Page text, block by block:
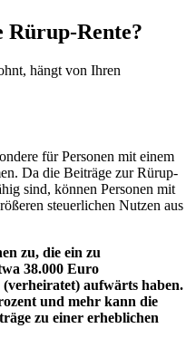
Rürup-Rente?
hängt von Ihren
für Personen mit einem
Da die Beiträge zur Rürup-
sind, können Personen mit
steuerlichen Nutzen aus
zu, die ein zu
38.000 Euro
aufwärts haben.
und mehr kann die
zu einer erheblichen